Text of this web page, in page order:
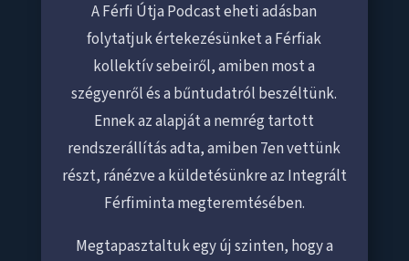
A Férfi Útja Podcast eheti adásban
folytatjuk értekezésünket a Férfiak
kollektív sebeiről, amiben most a
szégyenről és a bűntudatról beszéltünk.
Ennek az alapját a nemrég tartott
rendszerállítás adta, amiben 7en vettünk
részt, ránézve a küldetésünkre az Integrált
Férfiminta megteremtésében.
Megtapasztaltuk egy új szinten, hogy a